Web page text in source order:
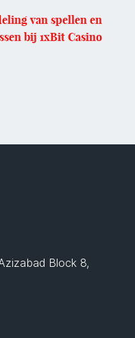
van spellen en
bij 1xBit Casino
Block 8,